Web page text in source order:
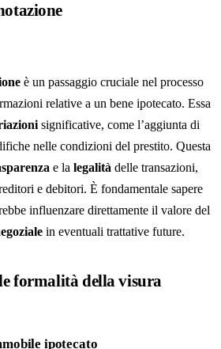
è un passaggio cruciale nel processo
relative a un bene ipotecato. Essa
significative, come l’aggiunta di
nelle condizioni del prestito. Questa
e la legalità delle transazioni,
e debitori. È fondamentale sapere
influenzare direttamente il valore del
in eventuali trattative future.
formalità della visura
ipotecato